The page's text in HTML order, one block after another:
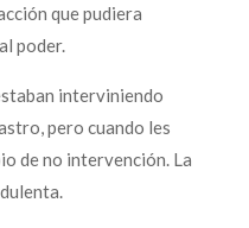
que pudiera
poder.
interviniendo
pero cuando les
de no intervención. La